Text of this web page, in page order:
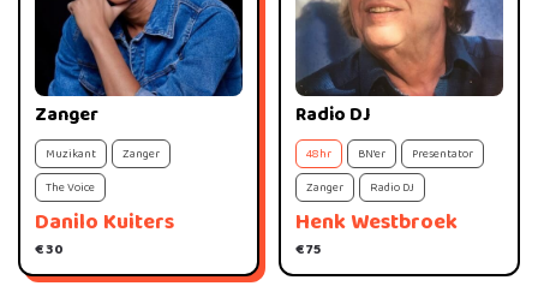
Danilo Kuiters
Zanger
€ 30
Muzikant
Zanger
The Voice
Henk Westbroek
Radio DJ
€ 75
48hr BN'er
Presentator
Zanger
Radio DJ